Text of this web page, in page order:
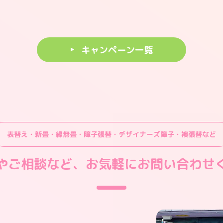
キャンペーン一覧
表替え・新畳・縁無畳・障子張替 ・ デザイナーズ障子・襖張替など
ご相談など、 お気軽にお問い合わせ